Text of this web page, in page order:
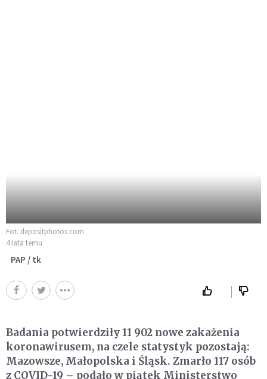
Fot. depositphotos.com
4 lata temu
PAP / tk
Badania potwierdziły 11 902 nowe zakażenia
koronawirusem, na czele statystyk pozostają:
Mazowsze, Małopolska i Śląsk. Zmarło 117 osób
z COVID-19 – podało w piątek Ministerstwo